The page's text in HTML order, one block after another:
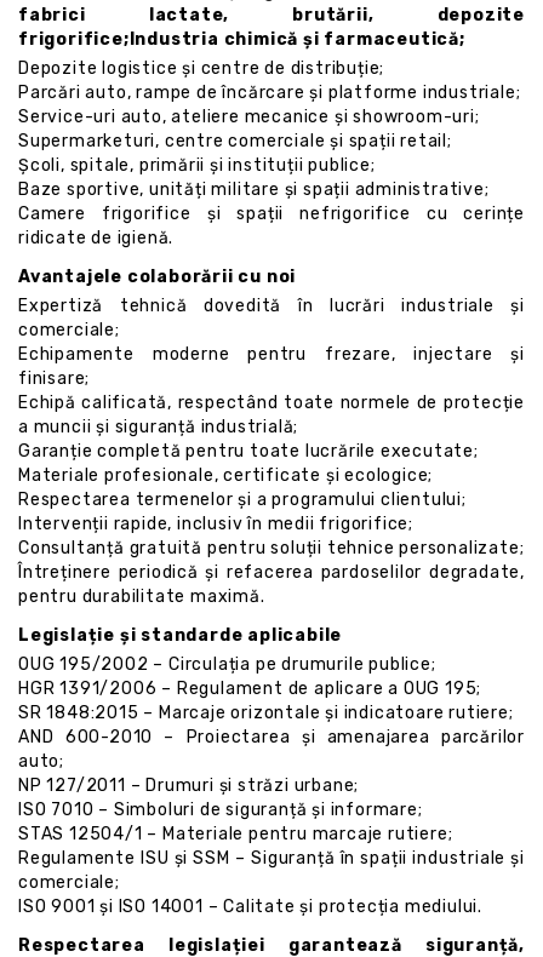
fabrici lactate, brutării, depozite
frigorifice;Industria chimică și farmaceutică;
Depozite logistice și centre de distribuție;
Parcări auto, rampe de încărcare și platforme industriale;
Service-uri auto, ateliere mecanice și showroom-uri;
Supermarketuri, centre comerciale și spații retail;
Școli, spitale, primării și instituții publice;
Baze sportive, unități militare și spații administrative;
Camere frigorifice și spații nefrigorifice cu cerințe
ridicate de igienă.
Avantajele colaborării cu noi
Expertiză tehnică dovedită în lucrări industriale și
comerciale;
Echipamente moderne pentru frezare, injectare și
finisare;
Echipă calificată, respectând toate normele de protecție
a muncii și siguranță industrială;
Garanție completă pentru toate lucrările executate;
Materiale profesionale, certificate și ecologice;
Respectarea termenelor și a programului clientului;
Intervenții rapide, inclusiv în medii frigorifice;
Consultanță gratuită pentru soluții tehnice personalizate;
Întreținere periodică și refacerea pardoselilor degradate,
pentru durabilitate maximă.
Legislație și standarde aplicabile
OUG 195/2002 – Circulația pe drumurile publice;
HGR 1391/2006 – Regulament de aplicare a OUG 195;
SR 1848:2015 – Marcaje orizontale și indicatoare rutiere;
AND 600-2010 – Proiectarea și amenajarea parcărilor
auto;
NP 127/2011 – Drumuri și străzi urbane;
ISO 7010 – Simboluri de siguranță și informare;
STAS 12504/1 – Materiale pentru marcaje rutiere;
Regulamente ISU și SSM – Siguranță în spații industriale și
comerciale;
ISO 9001 și ISO 14001 – Calitate și protecția mediului.
Respectarea legislației garantează siguranță,